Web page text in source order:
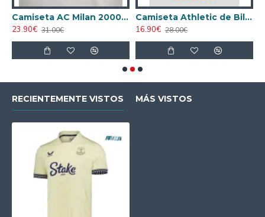
Camiseta AC Milan 2000/2001 Local Retro
23.90€ 31.00€
Camiseta Athletic de Bilbao 2024/2025 Alternativo
16.90€ 28.00€
RECIENTEMENTE VISTOS MÁS VISTOS